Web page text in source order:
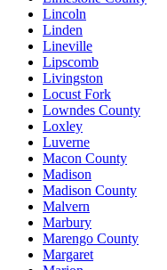
Lincoln
Linden
Lineville
Lipscomb
Livingston
Locust Fork
Lowndes County
Loxley
Luverne
Macon County
Madison
Madison County
Malvern
Marbury
Marengo County
Margaret